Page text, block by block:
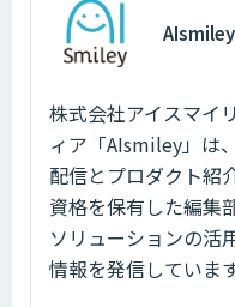
株式会社アイスマイ
ィア「AIsmiley」は
配信とプロダクト紹
資格を保有した編集
ソリューションの活
情報を発信しています